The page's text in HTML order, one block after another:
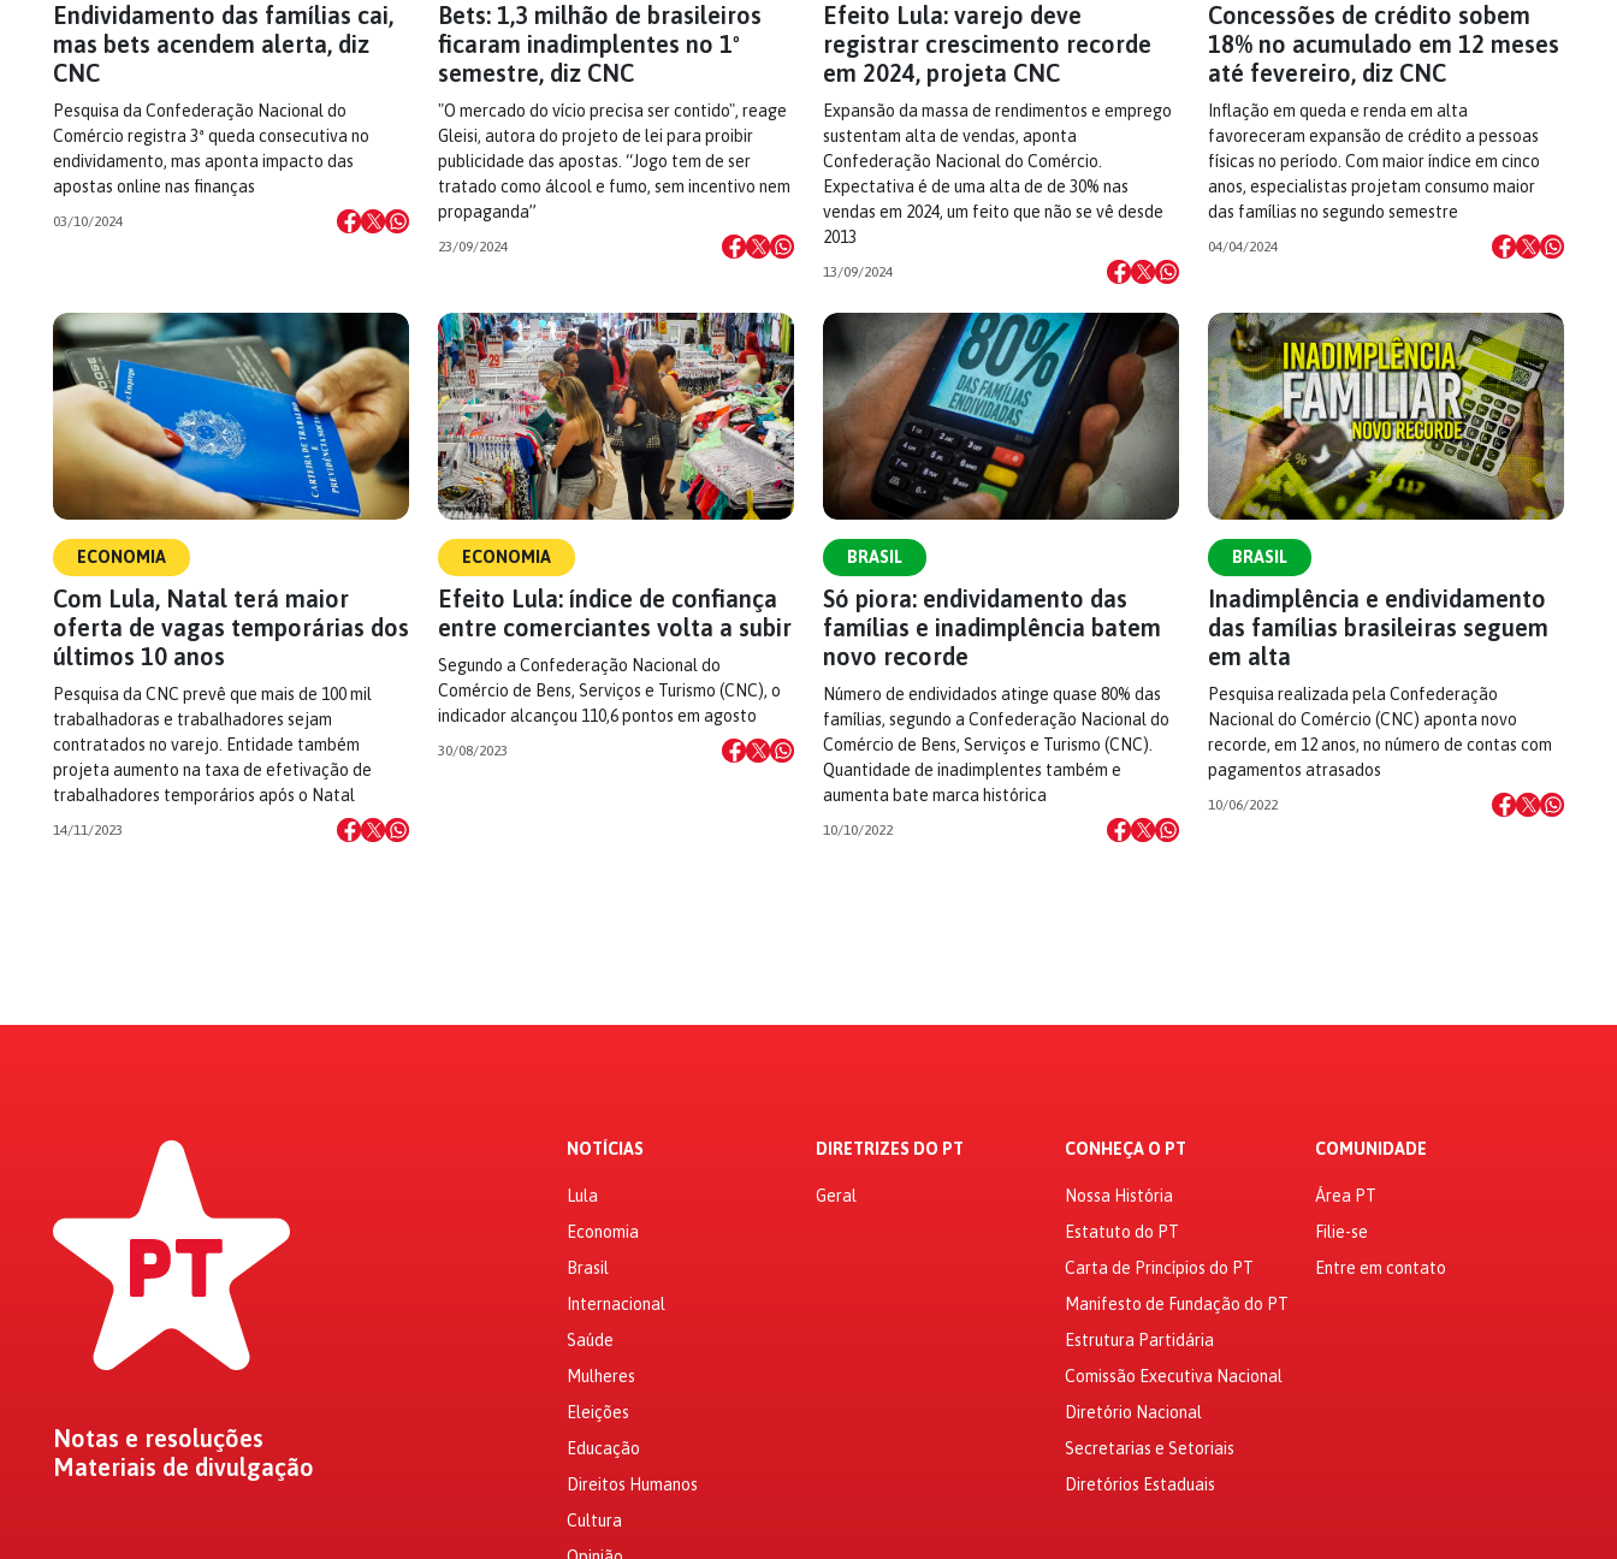
Endividamento das famílias cai,
mas bets acendem alerta, diz
CNC
Pesquisa da Confederação Nacional do
Comércio registra 3ª queda consecutiva no
endividamento, mas aponta impacto das
apostas online nas finanças
03/10/2024
Bets: 1,3 milhão de brasileiros
ficaram inadimplentes no 1º
semestre, diz CNC
"O mercado do vício precisa ser contido", reage
Gleisi, autora do projeto de lei para proibir
publicidade das apostas. “Jogo tem de ser
tratado como álcool e fumo, sem incentivo nem
propaganda”
23/09/2024
Efeito Lula: varejo deve
registrar crescimento recorde
em 2024, projeta CNC
Expansão da massa de rendimentos e emprego
sustentam alta de vendas, aponta
Confederação Nacional do Comércio.
Expectativa é de uma alta de de 30% nas
vendas em 2024, um feito que não se vê desde
2013
13/09/2024
Concessões de crédito sobem
18% no acumulado em 12 meses
até fevereiro, diz CNC
Inflação em queda e renda em alta
favoreceram expansão de crédito a pessoas
físicas no período. Com maior índice em cinco
anos, especialistas projetam consumo maior
das famílias no segundo semestre
04/04/2024
ECONOMIA
Com Lula, Natal terá maior
oferta de vagas temporárias dos
últimos 10 anos
Pesquisa da CNC prevê que mais de 100 mil
trabalhadoras e trabalhadores sejam
contratados no varejo. Entidade também
projeta aumento na taxa de efetivação de
trabalhadores temporários após o Natal
14/11/2023
ECONOMIA
Efeito Lula: índice de confiança
entre comerciantes volta a subir
Segundo a Confederação Nacional do
Comércio de Bens, Serviços e Turismo (CNC), o
indicador alcançou 110,6 pontos em agosto
30/08/2023
BRASIL
Só piora: endividamento das
famílias e inadimplência batem
novo recorde
Número de endividados atinge quase 80% das
famílias, segundo a Confederação Nacional do
Comércio de Bens, Serviços e Turismo (CNC).
Quantidade de inadimplentes também e
aumenta bate marca histórica
10/10/2022
BRASIL
Inadimplência e endividamento
das famílias brasileiras seguem
em alta
Pesquisa realizada pela Confederação
Nacional do Comércio (CNC) aponta novo
recorde, em 12 anos, no número de contas com
pagamentos atrasados
10/06/2022
Notas e resoluções
Materiais de divulgação
NOTÍCIAS
Lula
Economia
Brasil
Internacional
Saúde
Mulheres
Eleições
Educação
Direitos Humanos
Cultura
DIRETRIZES DO PT
Geral
CONHEÇA O PT
Nossa História
Estatuto do PT
Carta de Princípios do PT
Manifesto de Fundação do PT
Estrutura Partidária
Comissão Executiva Nacional
Diretório Nacional
Secretarias e Setoriais
Diretórios Estaduais
COMUNIDADE
Área PT
Filie-se
Entre em contato